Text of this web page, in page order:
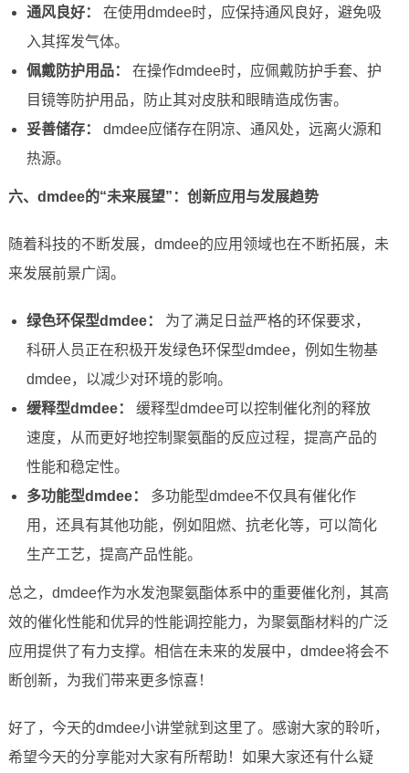
通风良好：
在使用dmdee时，应保持通风良好，避免吸
入其挥发气体。
佩戴防护用品：
在操作dmdee时，应佩戴防护手套、护
目镜等防护用品，防止其对皮肤和眼睛造成伤害。
妥善储存：
dmdee应储存在阴凉、通风处，远离火源和
热源。
六、dmdee的“未来展望”：创新应用与发展趋势
随着科技的不断发展，dmdee的应用领域也在不断拓展，未
来发展前景广阔。
绿色环保型dmdee：
为了满足日益严格的环保要求，
科研人员正在积极开发绿色环保型dmdee，例如生物基
dmdee，以减少对环境的影响。
缓释型dmdee：
缓释型dmdee可以控制催化剂的释放
速度，从而更好地控制聚氨酯的反应过程，提高产品的
性能和稳定性。
多功能型dmdee：
多功能型dmdee不仅具有催化作
用，还具有其他功能，例如阻燃、抗老化等，可以简化
生产工艺，提高产品性能。
总之，dmdee作为水发泡聚氨酯体系中的重要催化剂，其高
效的催化性能和优异的性能调控能力，为聚氨酯材料的广泛
应用提供了有力支撑。相信在未来的发展中，dmdee将会不
断创新，为我们带来更多惊喜！
好了，今天的dmdee小讲堂就到这里了。感谢大家的聆听，
希望今天的分享能对大家有所帮助！如果大家还有什么疑